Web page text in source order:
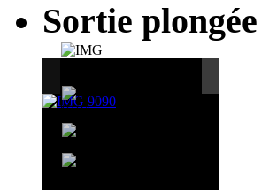
Sortie plongée